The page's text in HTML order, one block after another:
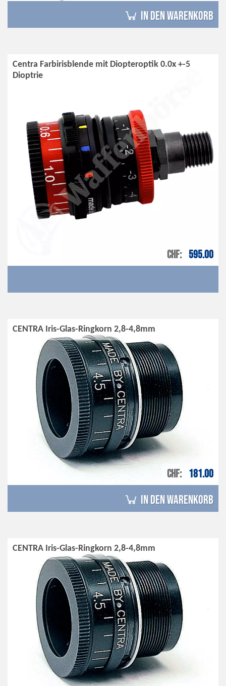
in den Warenkorb
Centra Farbirisblende mit Diopteroptik 0.0x +-5
Dioptrie
CHF 595.00
CENTRA Iris-Glas-Ringkorn 2,8-4,8mm
CHF 181.00
in den Warenkorb
CENTRA Iris-Glas-Ringkorn 2,8-4,8mm